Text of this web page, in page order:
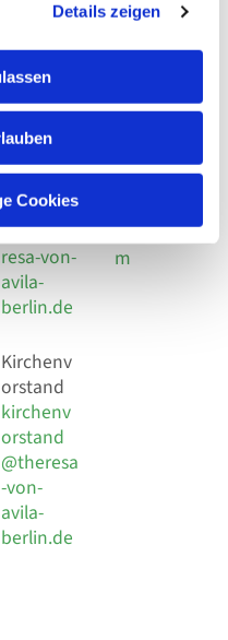
Details zeigen
Cookies
Telefon
+49 30
924 64 28
Fax +49
30 924 54
18
E-Mail
info@the
resa-von-
avila-
berlin.de
Kirchenv
orstand
kirchenv
orstand
@theresa
-von-
avila-
berlin.de
Datensch
utz
Social
Impressu
m